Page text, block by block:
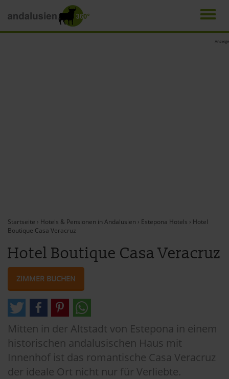
Anzeige
Startseite › Hotels & Pensionen in Andalusien › Estepona Hotels › Hotel
Boutique Casa Veracruz
Hotel Boutique Casa Veracruz
ZIMMER BUCHEN
Mitten in der Altstadt von Estepona in einem
historischen andalusischen Haus mit
Innenhof ist das romantische Casa Veracruz
der ideale Ort nicht nur für Verliebte.